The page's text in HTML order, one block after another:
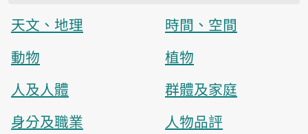
天文、地理
時間、空間
動物
植物
人及人體
群體及家庭
身分及職業
人物品評